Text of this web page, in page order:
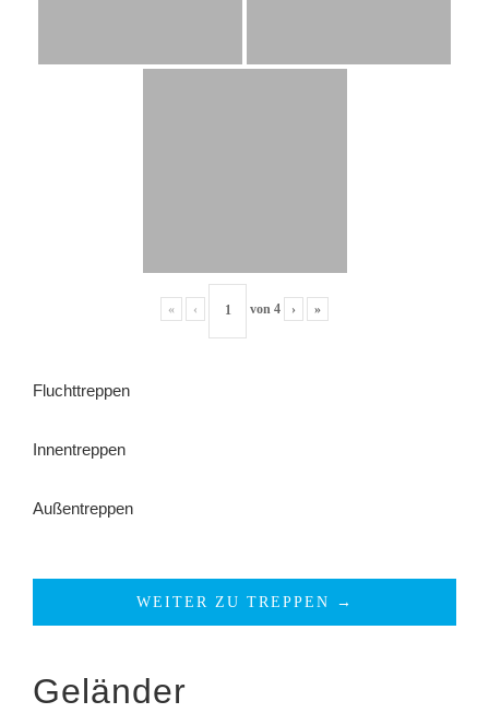
« ‹ von 4 › »
Fluchttreppen
Innentreppen
Außentreppen
WEITER ZU TREPPEN →
Geländer